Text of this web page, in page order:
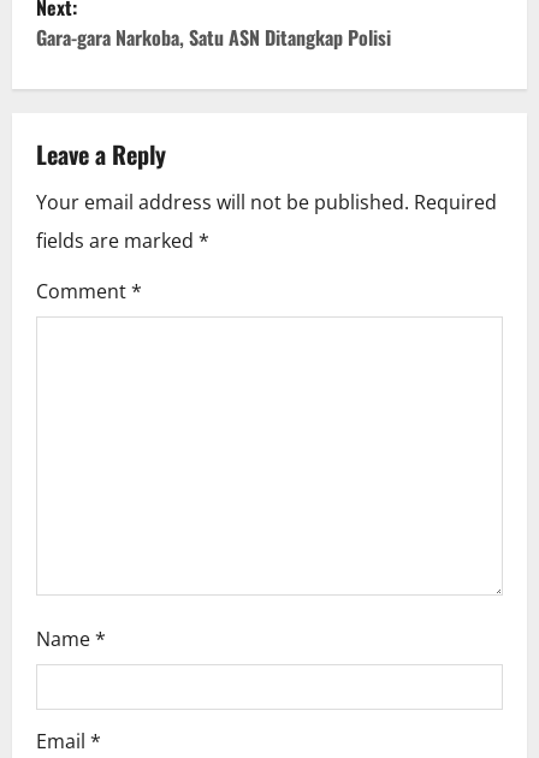
t
n
a
v
i
g
Next:
Gara-gara Narkoba, Satu ASN Ditangkap Polisi
Leave a Reply
Your email address will not be published. Required
fields are marked *
Comment*
Name*
Email *